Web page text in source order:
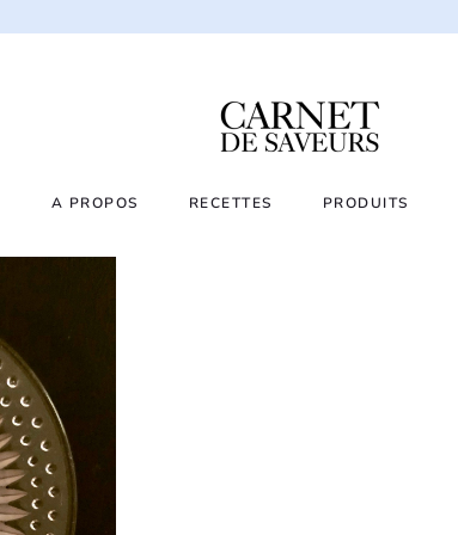
A PROPOS RECETTES PRODUITS